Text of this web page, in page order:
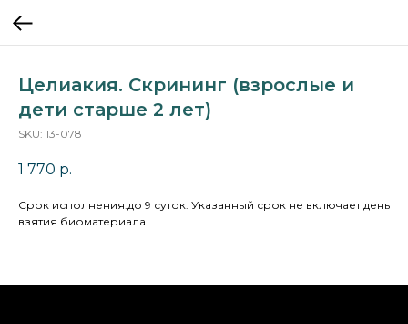
Целиакия. Скрининг (взрослые и
дети старше 2 лет)
SKU: 13-078
1 770 р.
Cрок исполнения:до 9 суток. Указанный срок не включает день
взятия биоматериала